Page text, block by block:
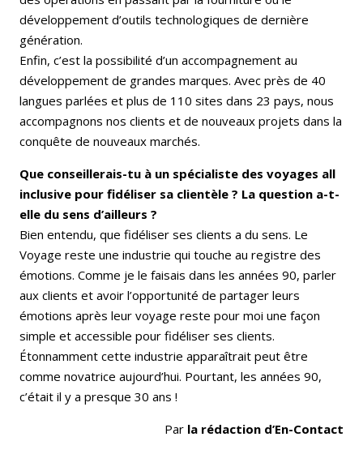
développement d’outils technologiques de dernière
génération.
Enfin, c’est la possibilité d’un accompagnement au
développement de grandes marques. Avec près de 40
langues parlées et plus de 110 sites dans 23 pays, nous
accompagnons nos clients et de nouveaux projets dans la
conquête de nouveaux marchés.
Que conseillerais-tu à un spécialiste des voyages all
inclusive pour fidéliser sa clientèle ? La question a-t-
elle du sens d’ailleurs ?
Bien entendu, que fidéliser ses clients a du sens. Le
Voyage reste une industrie qui touche au registre des
émotions. Comme je le faisais dans les années 90, parler
aux clients et avoir l’opportunité de partager leurs
émotions après leur voyage reste pour moi une façon
simple et accessible pour fidéliser ses clients.
Étonnamment cette industrie apparaîtrait peut être
comme novatrice aujourd’hui. Pourtant, les années 90,
c’était il y a presque 30 ans !
Par la rédaction d’En-Contact